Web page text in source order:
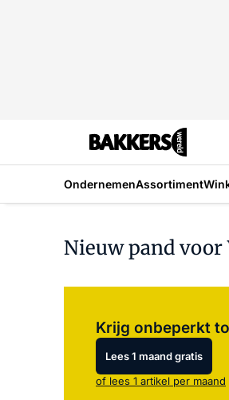
OndernemenAssortiment
Nieuw pand
Krijg onbeperkt
Lees 1 maand gratis
of lees 1 artikel per maand